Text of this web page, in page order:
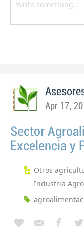
Apr 17,
Sector
Excelencia y
Otros
Industria